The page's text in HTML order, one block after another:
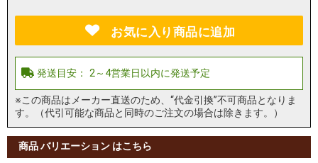
お気に入り商品に追加
※この商品はメーカー直送のため、“代金引換”不可商品となりま
す。（代引可能な商品と同時のご注文の場合は除きます。）
商品 バリエーション はこちら